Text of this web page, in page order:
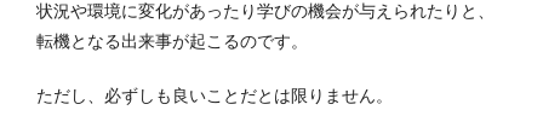
状況や環境に変化があったり学びの機会が与えられたりと、
転機となる出来事が起こるのです。
ただし、必ずしも良いことだとは限りません。